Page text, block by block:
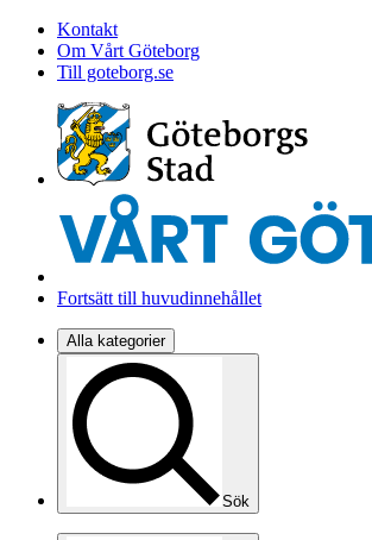
Kontakt
Om Vårt Göteborg
Till goteborg.se
Fortsätt till huvudinnehållet
Alla kategorier
Sök